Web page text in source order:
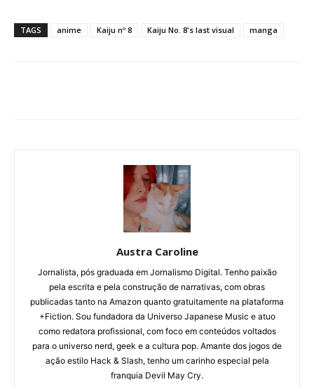
TAGS anime Kaiju nº 8 Kaiju No. 8's last visual manga
Austra Caroline
Jornalista, pós graduada em Jornalismo Digital. Tenho paixão
pela escrita e pela construção de narrativas, com obras
publicadas tanto na Amazon quanto gratuitamente na plataforma
+Fiction. Sou fundadora da Universo Japanese Music e atuo
como redatora profissional, com foco em conteúdos voltados
para o universo nerd, geek e a cultura pop. Amante dos jogos de
ação estilo Hack & Slash, tenho um carinho especial pela
franquia Devil May Cry.